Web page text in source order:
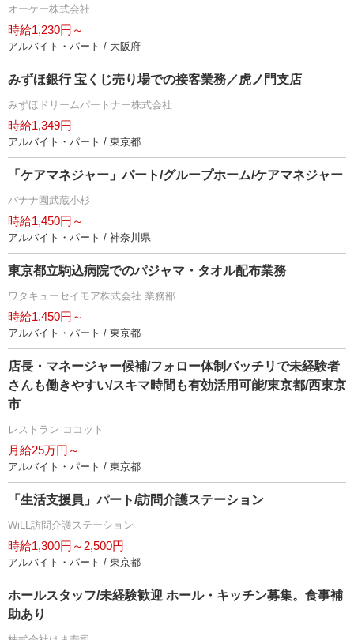
オーケー株式会社
時給1,230円～
アルバイト・パート / 大阪府
みずほ銀行 宝くじ売り場での接客業務／虎ノ門支店
みずほドリームパートナー株式会社
時給1,349円
アルバイト・パート / 東京都
「ケアマネジャー」パート/グループホーム/ケアマネジャー
バナナ園武蔵小杉
時給1,450円～
アルバイト・パート / 神奈川県
東京都立駒込病院でのパジャマ・タオル配布業務
ワタキューセイモア株式会社 業務部
時給1,450円～
アルバイト・パート / 東京都
店長・マネージャー候補/フォロー体制バッチリで未経験者
さんも働きやすい/スキマ時間も有効活用可能/東京都/西東京
市
レストラン ココット
月給25万円～
アルバイト・パート / 東京都
「生活支援員」パート/訪問介護ステーション
WiLL訪問介護ステーション
時給1,300円～2,500円
アルバイト・パート / 東京都
ホールスタッフ/未経験歓迎 ホール・キッチン募集。食事補
助あり